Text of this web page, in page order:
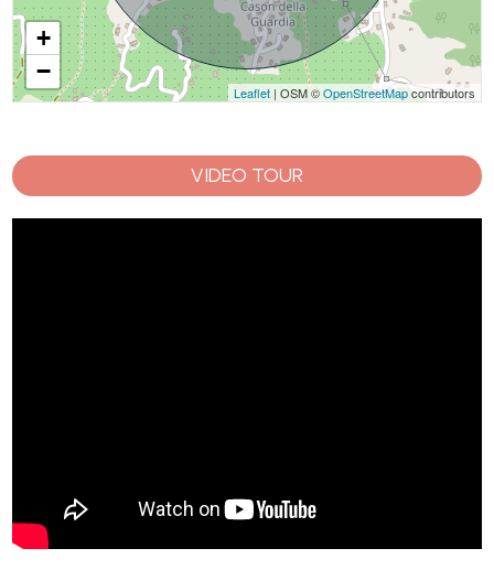
+
−
Leaflet| OSM ©OpenStreetMapcontributors
VIDEO TOUR